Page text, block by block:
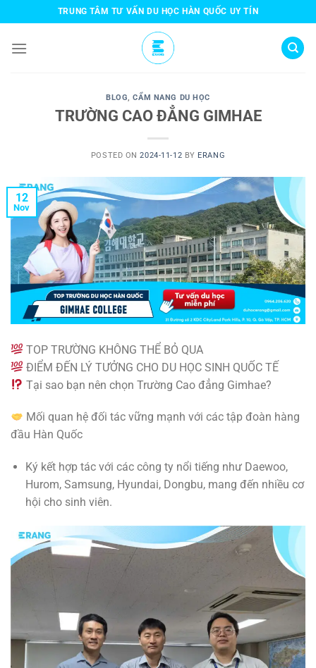
to
content
TRUNG TÂM TƯ VẤN DU HỌC HÀN QUỐC UY TÍN
BLOG,CẨM NANG DU HỌC
TRƯỜNG CAO ĐẲNG GIMHAE
POSTED ON2024-11-12 BY ERANG
12
Nov
TOP TRƯỜNG KHÔNG THỂ BỎ QUA
ĐIỂM ĐẾN LÝ TƯỞNG CHO DU HỌC SINH QUỐC TẾ
Tại sao bạn nên chọn Trường Cao đẳng Gimhae?
Mối quan hệ đối tác vững mạnh với các tập đoàn hàng
đầu Hàn Quốc
Ký kết hợp tác với các công ty nổi tiếng như Daewoo,
Hurom, Samsung, Hyundai, Dongbu, mang đến nhiều cơ
hội cho sinh viên.